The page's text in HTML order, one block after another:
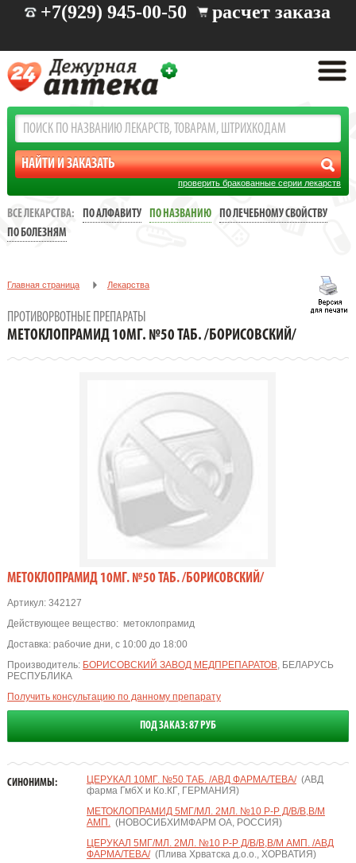
+7(929) 945-00-50 расчет заказа
проверить бракованные серии лекарств
ВСЕ ЛЕКАРСТВА: ПО АЛФАВИТУ ПО НАЗВАНИЮ
ПО ЛЕЧЕБНОМУ СВОЙСТВУ
ПО БОЛЕЗНЯМ
Главная страница Лекарства
Противорвотные препараты
МЕТОКЛОПРАМИД 10МГ. №50 ТАБ. /БОРИСОВСКИЙ/
ПРОТИВОРВОТНЫЕ ПРЕПАРАТЫ
МЕТОКЛОПРАМИД 10МГ. №50 ТАБ. /БОРИСОВСКИЙ/
МЕТОКЛОПРАМИД 10МГ. №50 ТАБ. /БОРИСОВСКИЙ/
Артикул:342127
Действующее вещество: метоклопрамид
Доставка: рабочие дни, с 10:00 до 18:00
Производитель: БОРИСОВСКИЙ ЗАВОД МЕДПРЕПАРАТОВ, БЕЛАРУСЬ
РЕСПУБЛИКА
Получить консультацию по данному препарату
ПОД ЗАКАЗ: 87 РУБ
СИНОНИМЫ: ЦЕРУКАЛ 10МГ. №50 ТАБ. /АВД ФАРМА/ТЕВА/(АВД
фарма ГмбХ и Ко.КГ, ГЕРМАНИЯ)
МЕТОКЛОПРАМИД 5МГ/МЛ. 2МЛ. №10 Р-Р Д/В/В,В/М
АМП.(НОВОСИБХИМФАРМ ОА, РОССИЯ)
ЦЕРУКАЛ 5МГ/МЛ. 2МЛ. №10 Р-Р Д/В/В,В/М АМП. /АВД
ФАРМА/ТЕВА/(Плива Хрватска д.о.о., ХОРВАТИЯ)